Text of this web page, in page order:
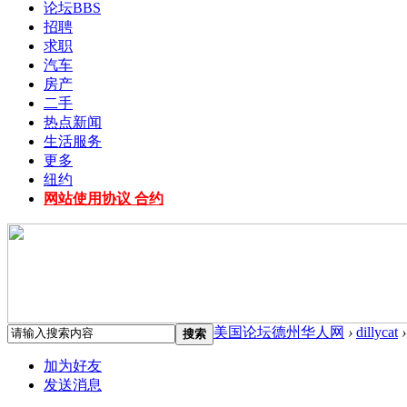
论坛BBS
招聘
求职
汽车
房产
二手
热点新闻
生活服务
更多
纽约
网站使用协议 合约
搜索 美国论坛德州华人网 › dillycat ›
加为好友
发送消息